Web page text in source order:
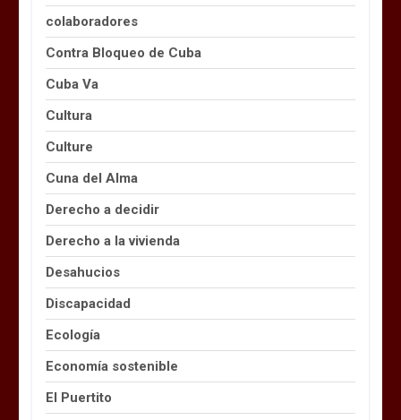
colaboradores
Contra Bloqueo de Cuba
Cuba Va
Cultura
Culture
Cuna del Alma
Derecho a decidir
Derecho a la vivienda
Desahucios
Discapacidad
Ecología
Economía sostenible
El Puertito